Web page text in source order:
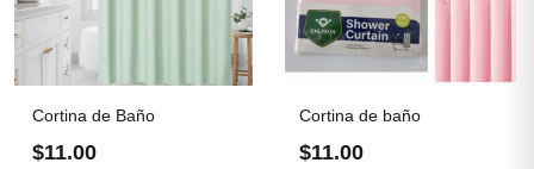
Cortina de Baño
$11.00
Cortina de baño
$11.00